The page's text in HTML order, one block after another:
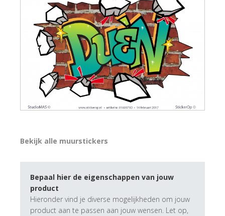
Bekijk alle muurstickers
Bepaal hier de eigenschappen van jouw
product
Hieronder vind je diverse mogelijkheden om jouw
product aan te passen aan jouw wensen. Let op,